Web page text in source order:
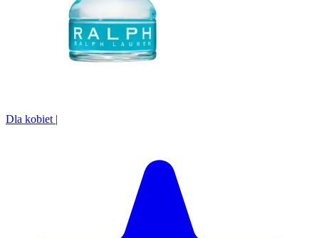
Dla kobiet |